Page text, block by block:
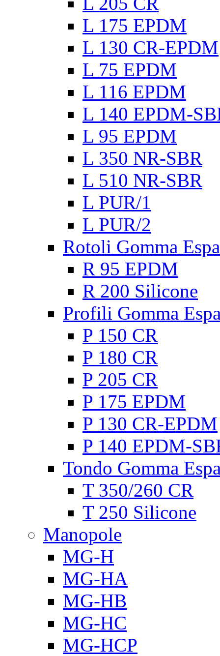
L 175 EPDM
L 130 CR-EPDM
L 75 EPDM
L 116 EPDM
L 140 EPDM-
L 95 EPDM
L 350 NR-SBR
L 510 NR-SBR
L PUR/1
L PUR/2
Rotoli Gomma
R 95 EPDM
R 200 Silicone
Profili Gomma
P 150 CR
P 180 CR
P 205 CR
P 175 EPDM
P 130 CR-EPDM
P 140 EPDM-
Tondo Gomma
T 350/260 CR
T 250 Silicone
Manopole
MG-H
MG-HA
MG-HB
MG-HC
MG-HCP